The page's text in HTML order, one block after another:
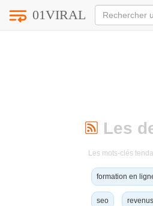
Notice : Undefined index:
01VIRAL
Les
Les mots-clés
formation en
seo